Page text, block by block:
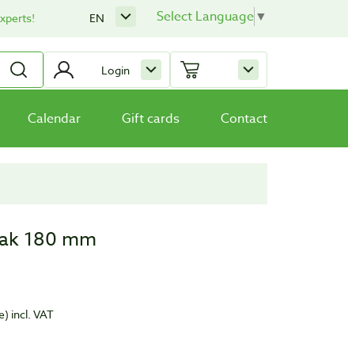
Select Language▼
EN
Login
Calendar Gift cards Contact
180 mm
incl. VAT